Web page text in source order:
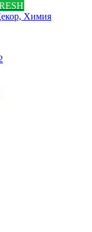
Химия